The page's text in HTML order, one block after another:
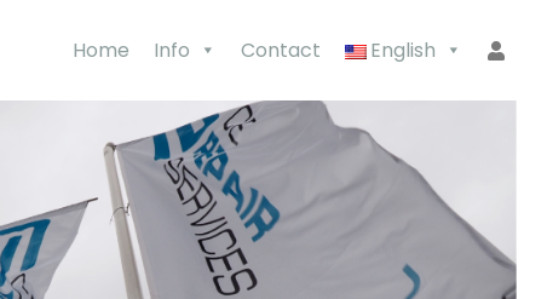
Home Info Contact English